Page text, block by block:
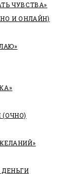
ЧУВСТВА»
И ОНЛАЙН)